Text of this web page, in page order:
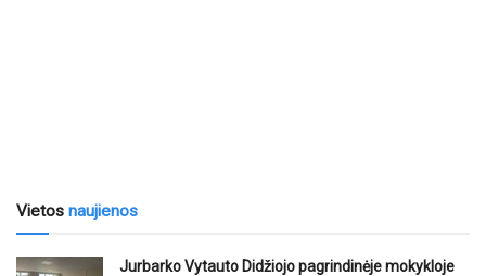
Vietos naujienos
Jurbarko Vytauto Didžiojo pagrindinėje mokykloje